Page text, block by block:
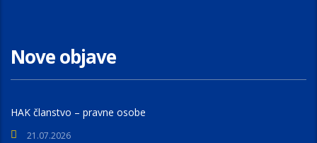
Nove objave
HAK članstvo – pravne osobe
21.07.2026